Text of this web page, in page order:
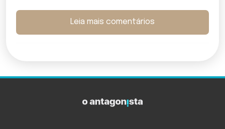
Leia mais comentários